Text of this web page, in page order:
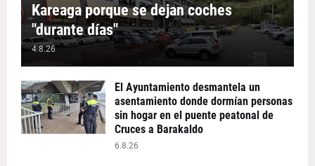
Kareaga porque se dejan coches
"durante días"
4.8.26
El Ayuntamiento desmantela un
asentamiento donde dormían personas
sin hogar en el puente peatonal de
Cruces a Barakaldo
6.8.26